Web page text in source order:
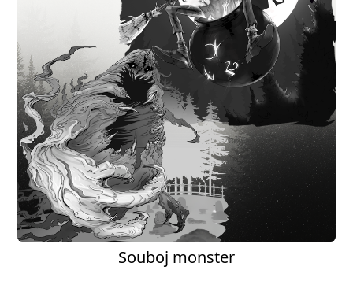
Souboj monster